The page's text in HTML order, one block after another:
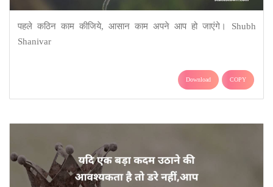
पहले कठिन काम कीजिये, आसान काम अपने आप हो जाएंगे। Shubh
Shanivar
Download COPY